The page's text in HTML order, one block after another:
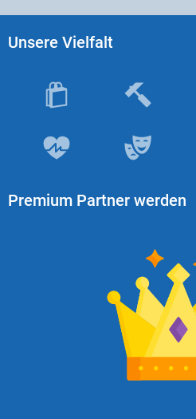
Unsere Vielfalt
Premium Partner werden